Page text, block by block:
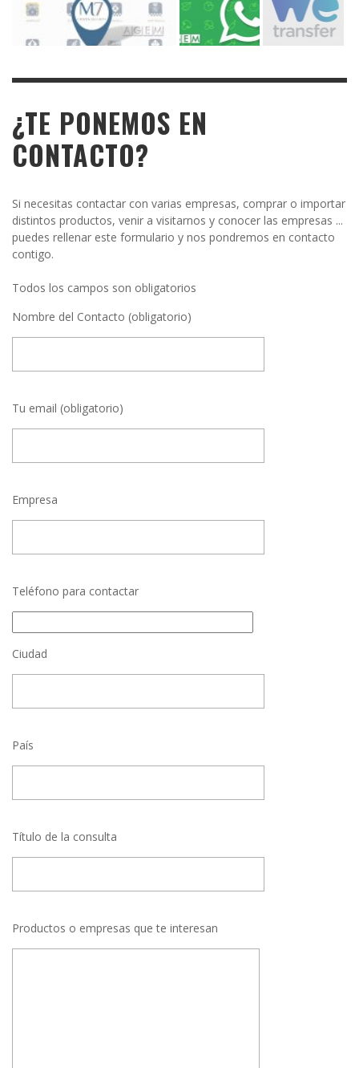
¿TE PONEMOS EN
CONTACTO?
Si necesitas contactar con varias empresas, comprar o importar
distintos productos, venir a visitarnos y conocer las empresas ...
puedes rellenar este formulario y nos pondremos en contacto
contigo.
Todos los campos son obligatorios
Nombre del Contacto (obligatorio)
Tu email (obligatorio)
Empresa
Teléfono para contactar
Ciudad
País
Título de la consulta
Productos o empresas que te interesan